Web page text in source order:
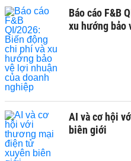
Báo cáo F&B
xu hướng bảo
AI và cơ hội
biên giới